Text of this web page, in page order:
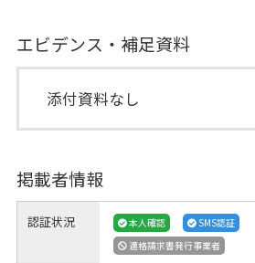
エビデンス・補足資料
添付資料なし
掲載者情報
認証状況 本人確認
SMS認証
適格請求書発行事業者